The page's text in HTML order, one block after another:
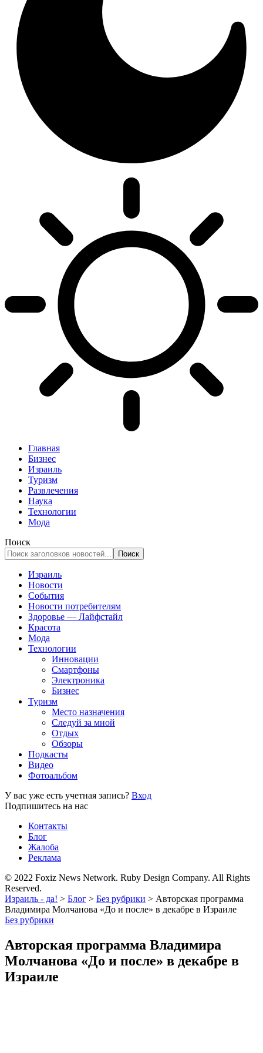
Главная
Бизнес
Израиль
Туризм
Развлечения
Наука
Технологии
Мода
Поиск
Израиль
Новости
События
Новости потребителям
Здоровье — Лайфстайл
Красота
Мода
Технологии
Инновации
Смартфоны
Электроника
Бизнес
Туризм
Место назначения
Следуй за мной
Отдых
Обзоры
Подкасты
Видео
Фотоальбом
У вас уже есть учетная запись? Вход
Подпишитесь на нас
Контакты
Блог
Жалоба
Реклама
© 2022 Foxiz News Network. Ruby Design Company. All Rights
Reserved.
Израиль - да! > Блог > Без рубрики > Авторская программа
Владимира Молчанова «До и после» в декабре в Израиле
Без рубрики
Авторская программа Владимира
Молчанова «До и после» в декабре в
Израиле